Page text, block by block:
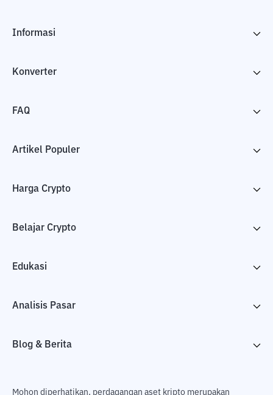
Informasi
Konverter
FAQ
Artikel Populer
Harga Crypto
Belajar Crypto
Edukasi
Analisis Pasar
Blog & Berita
Mohon diperhatikan, perdagangan aset kripto merupakan